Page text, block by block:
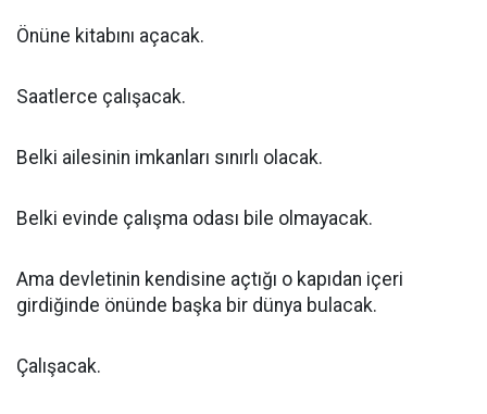
Önüne kitabını açacak.
Saatlerce çalışacak.
Belki ailesinin imkanları sınırlı olacak.
Belki evinde çalışma odası bile olmayacak.
Ama devletinin kendisine açtığı o kapıdan içeri
girdiğinde önünde başka bir dünya bulacak.
Çalışacak.